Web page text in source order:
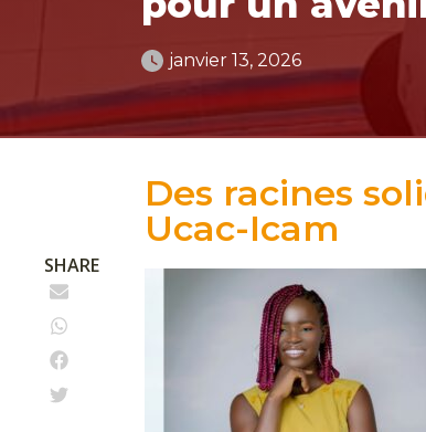
janvier 13, 2026
SHARE
Des racines
Ucac-Icam